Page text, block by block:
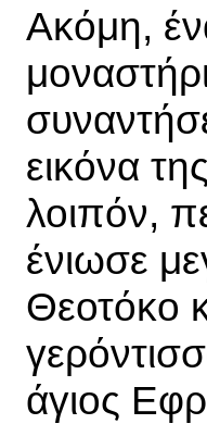
Ακόμη,
εικόνα
λοιπόν,
ένιωσε
Θεοτόκο
άγιος